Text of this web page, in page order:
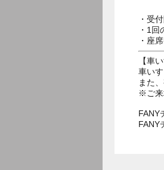
・受
・1
・座
【車
車い
また
※ご来
FANY
FANY